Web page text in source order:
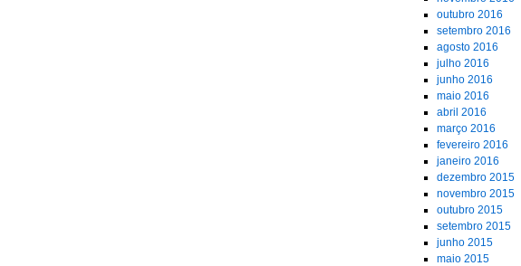
outubro 2016
setembro 2016
agosto 2016
julho 2016
junho 2016
maio 2016
abril 2016
março 2016
fevereiro 2016
janeiro 2016
dezembro 2015
novembro 2015
outubro 2015
setembro 2015
junho 2015
maio 2015